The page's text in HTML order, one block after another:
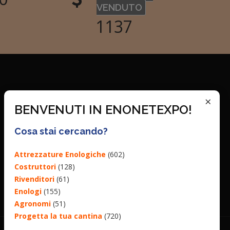
×
BENVENUTI IN ENONETEXPO!
Cosa stai cercando?
Attrezzature Enologiche (602)
Costruttori (128)
Rivenditori (61)
Enologi (155)
Agronomi (51)
Progetta la tua cantina (720)
VENDUTO
1342